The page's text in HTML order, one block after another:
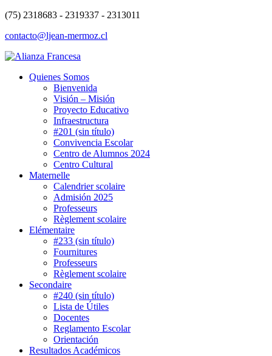
(75) 2318683 - 2319337 - 2313011
contacto@ljean-mermoz.cl
Quienes Somos
Bienvenida
Visión – Misión
Proyecto Educativo
Infraestructura
#201 (sin título)
Convivencia Escolar
Centro de Alumnos 2024
Centro Cultural
Maternelle
Calendrier scolaire
Admisión 2025
Professeurs
Règlement scolaire
Elémentaire
#233 (sin título)
Fournitures
Professeurs
Règlement scolaire
Secondaire
#240 (sin título)
Lista de Útiles
Docentes
Reglamento Escolar
Orientación
Resultados Académicos